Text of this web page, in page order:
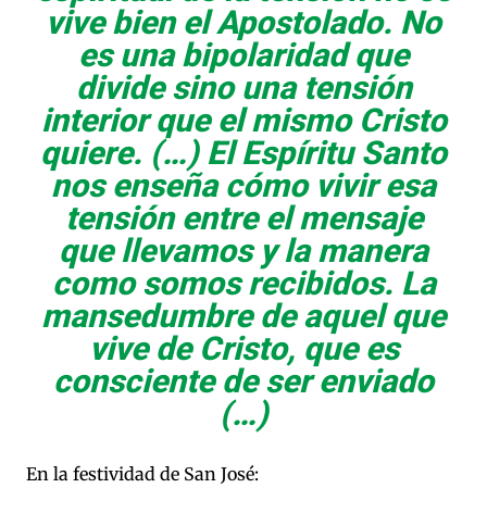
vive bien el Apostolado. No
es una bipolaridad que
divide sino una tensión
interior que el mismo Cristo
quiere. (…) El Espíritu Santo
nos enseña cómo vivir esa
tensión entre el mensaje
que llevamos y la manera
como somos recibidos. La
mansedumbre de aquel que
vive de Cristo, que es
consciente de ser enviado
(…)
En la festividad de San José: